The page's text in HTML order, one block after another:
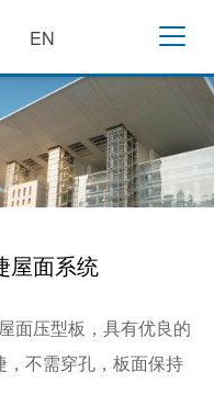
EN
屋面系统
面压型板，具有优良的
，不需穿孔，板面保持